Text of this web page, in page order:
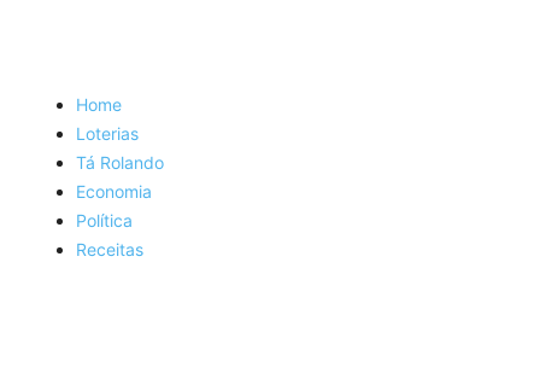
Home
Loterias
Tá Rolando
Economia
Política
Receitas